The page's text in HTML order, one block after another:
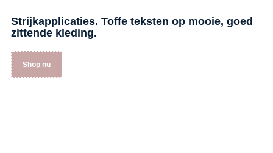
Strijkapplicaties. Toffe teksten op mooie, goed
zittende kleding.
Shop nu